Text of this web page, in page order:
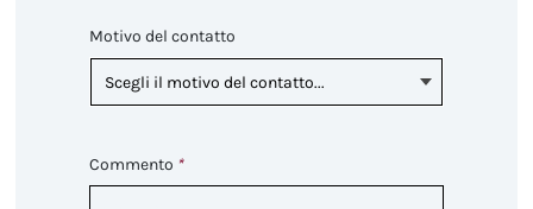
Motivo del contatto
Scegli il motivo del contatto...
Commento *